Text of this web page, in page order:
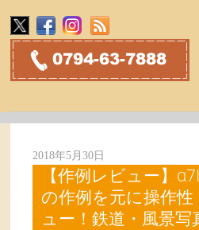
2018年5月30日
【作例レビュー】
の作例を元に操作
ュー！鉄道・風景写